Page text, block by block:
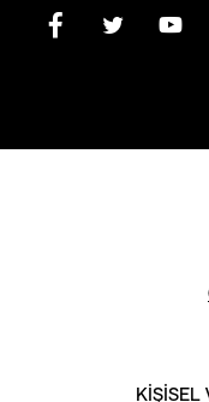
KİŞİSEL